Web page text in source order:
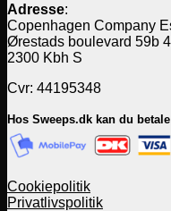
Adresse:
Copenhagen Company
Ørestads boulevard 59b
2300 Kbh S
Cvr: 44195348
Hos Sweeps.dk kan du
Cookiepolitik
Privatlivspolitik